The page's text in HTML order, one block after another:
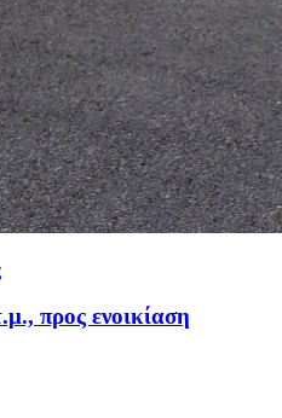
προς ενοικίαση